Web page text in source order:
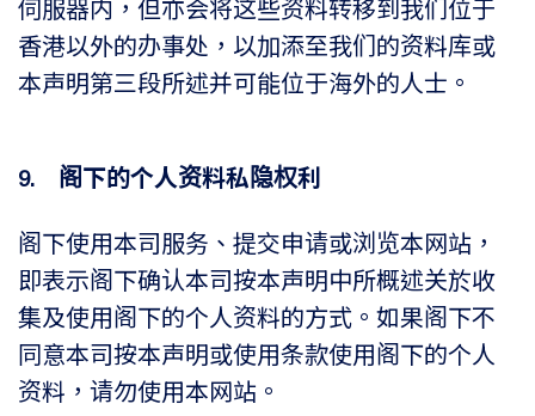
伺服器内，但亦会将这些资料转移到我们位于
香港以外的办事处，以加添至我们的资料库或
本声明第三段所述并可能位于海外的人士。
9. 阁下的个人资料私隐权利
阁下使用本司服务、提交申请或浏览本网站，
即表示阁下确认本司按本声明中所概述关於收
集及使用阁下的个人资料的方式。如果阁下不
同意本司按本声明或使用条款使用阁下的个人
资料，请勿使用本网站。